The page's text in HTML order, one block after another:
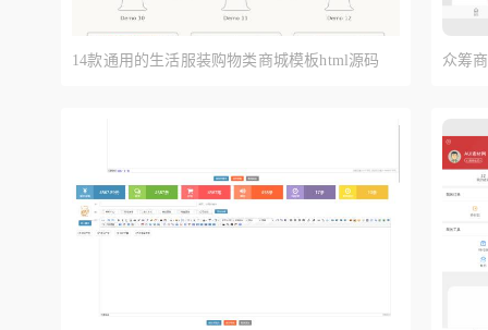
14款通用的生活服装购物类商城模板html源码 众筹